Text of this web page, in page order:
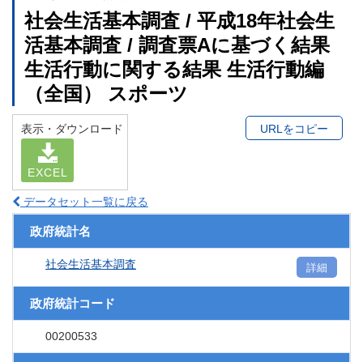
社会生活基本調査 / 平成18年社会生
活基本調査 / 調査票Aに基づく結果
生活行動に関する結果 生活行動編
（全国） スポーツ
表示・ダウンロード
EXCEL
URLをコピー
データセット一覧に戻る
政府統計名
社会生活基本調査 詳細
政府統計コード
00200533